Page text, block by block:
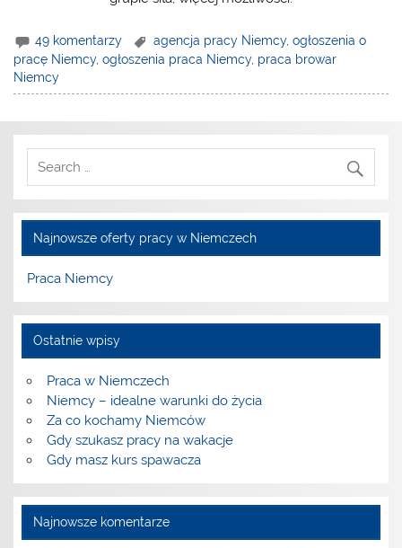
49 komentarzy agencja pracy Niemcy,ogłoszenia o
pracę Niemcy,ogłoszenia praca Niemcy, praca browar
Niemcy
Najnowsze oferty pracy w Niemczech
Praca Niemcy
Ostatnie wpisy
Praca w Niemczech
Niemcy – idealne warunki do życia
Za co kochamy Niemców
Gdy szukasz pracy na wakacje
Gdy masz kurs spawacza
Najnowsze komentarze